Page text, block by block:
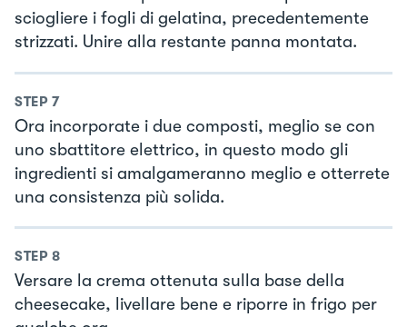
sciogliere i fogli di gelatina, precedentemente
strizzati. Unire alla restante panna montata.
STEP 7
Ora incorporate i due composti, meglio se con
uno sbattitore elettrico, in questo modo gli
ingredienti si amalgameranno meglio e otterrete
una consistenza più solida.
STEP 8
Versare la crema ottenuta sulla base della
cheesecake, livellare bene e riporre in frigo per